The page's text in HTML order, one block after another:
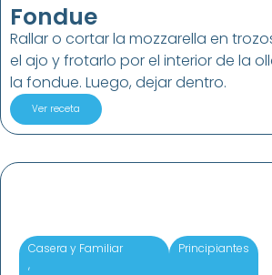
Fondue
Rallar o cortar la mozzarella en
el ajo y frotarlo por el interior de la
la fondue. Luego, dejar dentro.
Ver receta
Casera y Familiar
,
Principiantes